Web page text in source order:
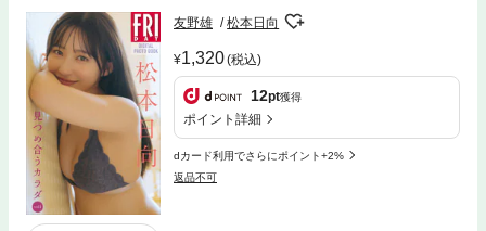
友野雄 松本日向
1,320(税込)
12pt獲得
ポイント詳細
dカード利用でさらにポイント+2%
返品不可